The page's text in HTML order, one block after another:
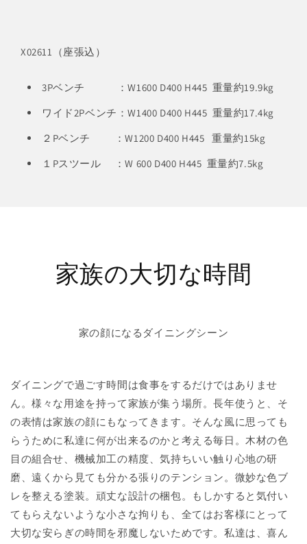
X02611（座張込）
3Pベンチ ：W1600 D400 H445 重量約19.9kg
ワイド2Pベンチ：W1400 D400 H445 重量約17.4kg
２Pベンチ ：W1200 D400 H445 重量約15kg
１Pスツール ：W 600 D400 H445 重量約7.5kg
家族の大切な時間
家の顔になるダイニングシーン
ダイニングで過ごす時間は食事をするだけではありませ
ん。様々な用途を持って家族が集う場所。長年使うと、そ
の表情は家族の顔にもなってきます。そんな風に思っても
らうために私達に何が出来るのかと考える毎日。木材の色
目の組合せ、機械加工の精度、気持ちいい触り心地の研
磨、遠くから見ても分かる張りのテンション。微妙な色ブ
レを整える塗装。頑丈な設計の梱包。もしかすると気付い
てもらえないような小さな拘りも、全てはお客様にとって
大切な安らぎの時間を邪魔しないためです。私達は、喜ん